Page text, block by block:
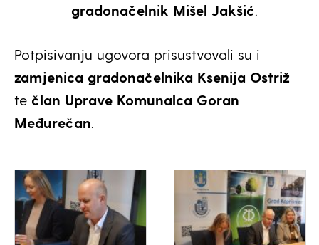
gradonačelnik Mišel Jakšić.
Potpisivanju ugovora prisustvovali su i
zamjenica gradonačelnika Ksenija Ostriž
te član Uprave Komunalca Goran
Međurečan.